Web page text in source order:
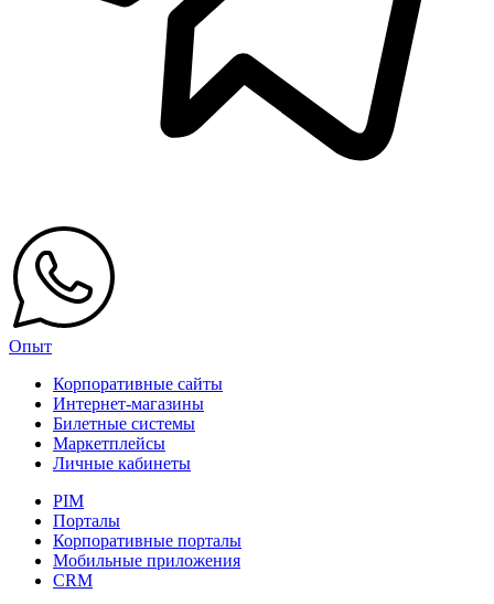
Опыт
Корпоративные сайты
Интернет-магазины
Билетные системы
Маркетплейсы
Личные кабинеты
PIM
Порталы
Корпоративные порталы
Мобильные приложения
CRM